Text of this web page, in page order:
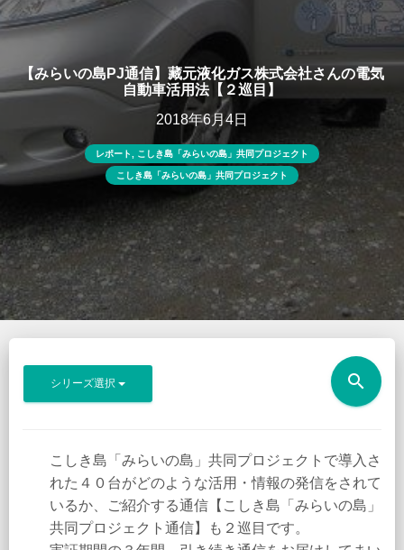
【みらいの島PJ通信】藏元液化ガス株式会社さんの電気
自動車活用法【２巡目】
2018年6月4日
レポート こしき島「みらいの島」共同プロジェクト
こしき島「みらいの島」共同プロジェクト
シリーズ選択 search
こしき島「みらいの島」共同プロジェクトで導入さ
れた４０台がどのような活用・情報の発信をされて
いるか、ご紹介する通信【こしき島「みらいの島」
共同プロジェクト通信】も２巡目です。